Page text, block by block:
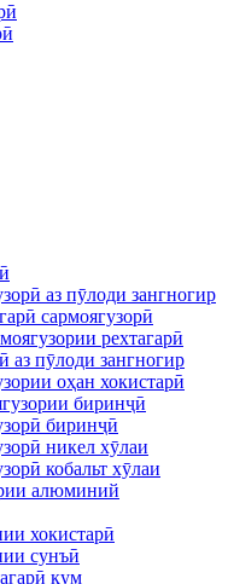
аз пӯлоди зангногир
сармоягузорӣ
рехтагарӣ
аз пӯлоди зангногир
оҳан хокистарӣ
биринҷӣ
биринҷӣ
никел хӯлаи
кобальт хӯлаи
алюминий
хокистарӣ
сунъӣ
қум